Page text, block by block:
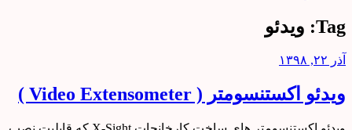
Tag: ویدئو
آذر ۲۲, ۱۳۹۸
ویدئو اکستنسومتر ( Video Extensometer )